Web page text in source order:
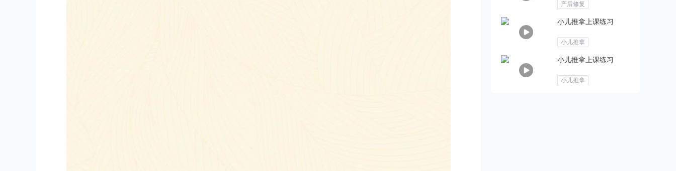
产后修复
小儿推拿上课练习
小儿推拿
小儿推拿上课练习
小儿推拿